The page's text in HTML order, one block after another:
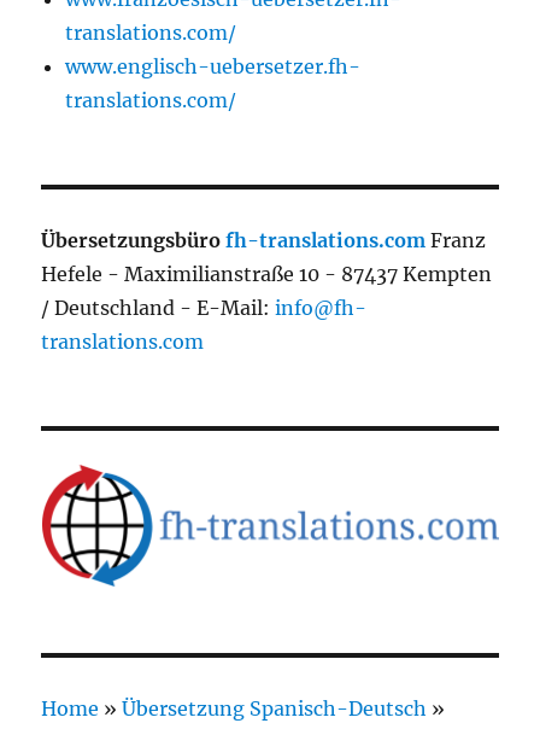
translations.com/
www.englisch-uebersetzer.fh-
translations.com/
Übersetzungsbürofh-translations.com Franz
Hefele - Maximilianstraße 10 - 87437 Kempten
/ Deutschland - E-Mail:info@fh-
translations.com
Home »Übersetzung Spanisch-Deutsch »